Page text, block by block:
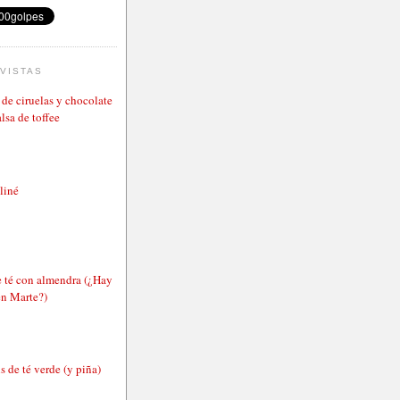
ciruelas y chocolate
de toffee
té con almendra (¿Hay
Marte?)
de té verde (y piña)